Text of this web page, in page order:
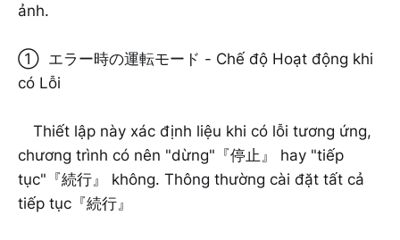
ảnh.
① エラー時の運転モード - Chế độ Hoạt động khi
có Lỗi
Thiết lập này xác định liệu khi có lỗi tương ứng,
chương trình có nên "dừng"『停止』 hay "tiếp
tục"『続行』 không. Thông thường cài đặt tất cả
tiếp tục『続行』